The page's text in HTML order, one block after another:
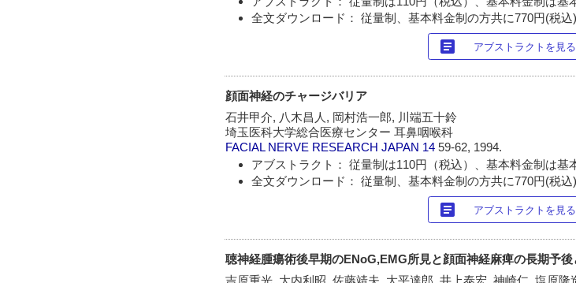
全文ダウンロード： 従量制、基本料金制の方共に770円(税込)
article アブストラクトを見る
顔面神経のチャージバリア
石井甲介, 八木昌人, 岡村浩一郎, 川端五十鈴
埼玉医科大学総合医療センター 耳鼻咽喉科
FACIAL NERVE RESEARCH JAPAN 1459-62, 1994.
アブストラクト： 従量制は110円（税込）、基本料金制は基
全文ダウンロード： 従量制、基本料金制の方共に770円(税込)
article アブストラクトを見る
聴神経腫瘍術後早期のENoG,EMG所見と顔面神経麻痺の長期予後
吉原重光, 大内利昭, 佐藤靖夫, 大平達郎, 井上泰宏, 神崎仁, 塩原隆